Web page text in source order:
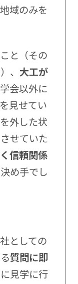
域のみを
こと（その
、 大工が
会以外に
見せてい
外した状
せていた
信頼関係
め手でし
としての
質問に即
に見学に行